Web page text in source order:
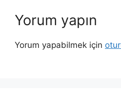
Yorum yapın
Yorum yapabilmek için